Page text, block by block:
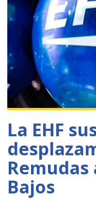
La EHF
Remudas
Bajos